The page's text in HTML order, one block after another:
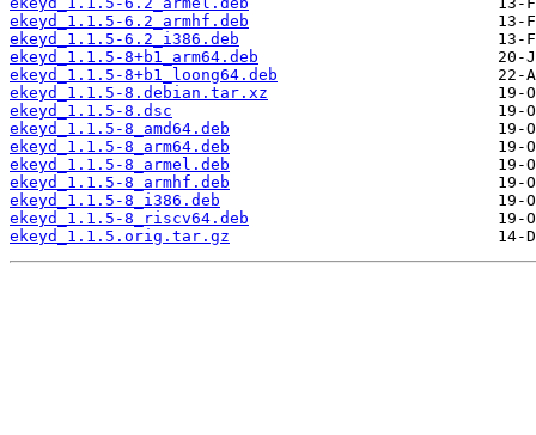
ekeyd_1.1.5-6.2_armhf.deb
ekeyd_1.1.5-6.2_i386.deb
ekeyd_1.1.5-8+b1_arm64.deb
ekeyd_1.1.5-8+b1_loong64.deb
ekeyd_1.1.5-8.debian.tar.xz
ekeyd_1.1.5-8.dsc
ekeyd_1.1.5-8_amd64.deb
ekeyd_1.1.5-8_arm64.deb
ekeyd_1.1.5-8_armel.deb
ekeyd_1.1.5-8_armhf.deb
ekeyd_1.1.5-8_i386.deb
ekeyd_1.1.5-8_riscv64.deb
ekeyd_1.1.5.orig.tar.gz